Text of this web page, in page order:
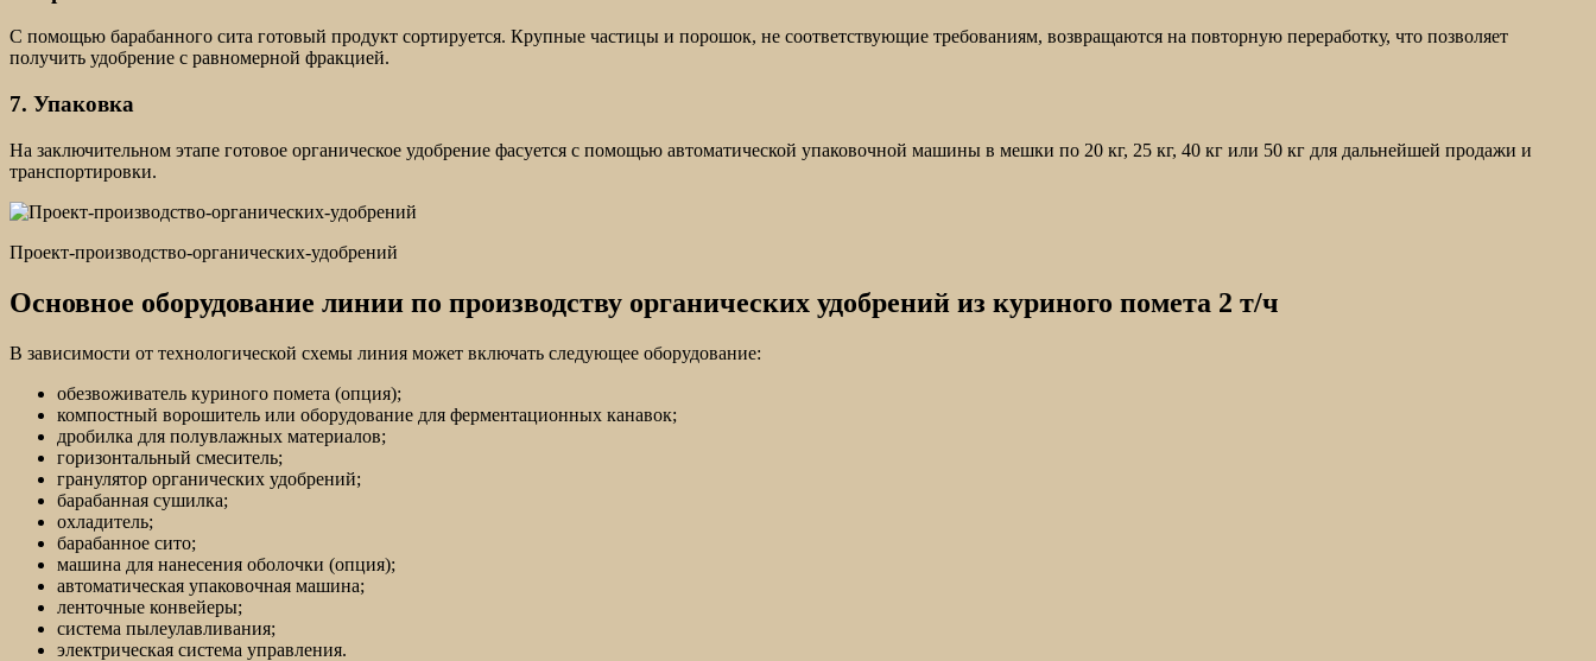
С помощью барабанного сита готовый продукт сортируется. Крупные частицы и порошок, не соответствующие требованиям, возвращаются на повторную переработку, что позволяет
получить удобрение с равномерной фракцией.
7. Упаковка
На заключительном этапе готовое органическое удобрение фасуется с помощью автоматической упаковочной машины в мешки по 20 кг, 25 кг, 40 кг или 50 кг для дальнейшей продажи и
транспортировки.
Проект-производство-органических-удобрений
Основное оборудование линии по производству органических удобрений из куриного помета 2 т/ч
В зависимости от технологической схемы линия может включать следующее оборудование:
обезвоживатель куриного помета (опция);
компостный ворошитель или оборудование для ферментационных канавок;
дробилка для полувлажных материалов;
горизонтальный смеситель;
гранулятор органических удобрений;
барабанная сушилка;
охладитель;
барабанное сито;
машина для нанесения оболочки (опция);
автоматическая упаковочная машина;
ленточные конвейеры;
система пылеулавливания;
электрическая система управления.